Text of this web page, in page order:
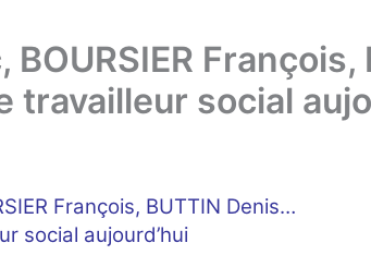
BOURSIER
travailleur social
François, BUTTIN Denis…
social aujourd’hui